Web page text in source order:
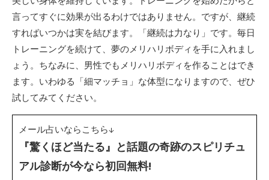
言ってすぐに効果が出るわけではありません。ですが、継続
すればいつかは実を結びます。「継続は力なり」です。毎日
トレーニングを続けて、夢のメリハリボディを手に入れまし
ょう。ちなみに、男性でもメリハリボディを作ることはでき
ます。いわゆる「細マッチョ」な体型になりますので、ぜひ
試してみてください。
メール占いならこちら↓
『驚くほど当たる』と話題の奇跡のスピリチュ
アル診断が今なら初回無料!